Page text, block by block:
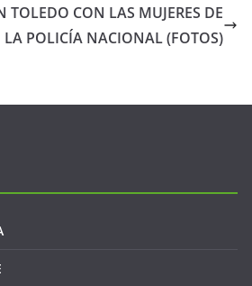
TOLEDO CON LAS MUJERES DE
LA POLICÍA NACIONAL (FOTOS)